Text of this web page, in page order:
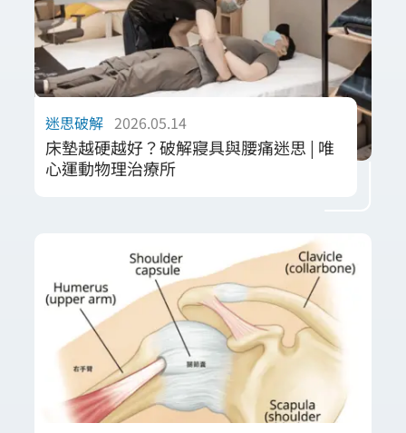
精準的運動處方與動作優化建議。協助個案從
根源修正發力模式，有效預防職業傷害並建立
長效的身體防護機制，讓身體重新找回安全活
動的能力。
迷思破解 2026.05.14
床墊越硬越好？破解寢具與腰痛迷思 | 唯
心運動物理治療所
具與人體工學的關聯，強調床墊支撐力應隨個
人體態與睡姿動態調整。透過理解脊椎曲線與
壓力分佈的平衡，我們帶您破解「硬床即健
康」的舊觀念，協助您挑選能讓肌肉徹底放鬆
的精準支撐。選對寢具，是預防慢性傷害與提
升生活品質的重要一環。